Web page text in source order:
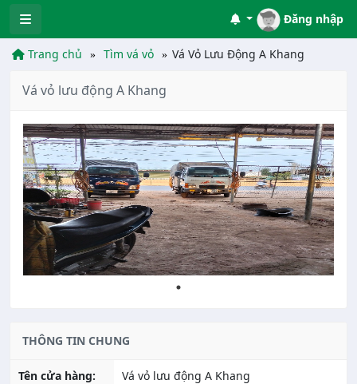
Đăng nhập
Trang chủ Tìm vá vỏ Vá Vỏ Lưu Động A Khang
Vá vỏ lưu động A Khang
THÔNG TIN CHUNG
Tên cửa hàng: Vá vỏ lưu động A Khang